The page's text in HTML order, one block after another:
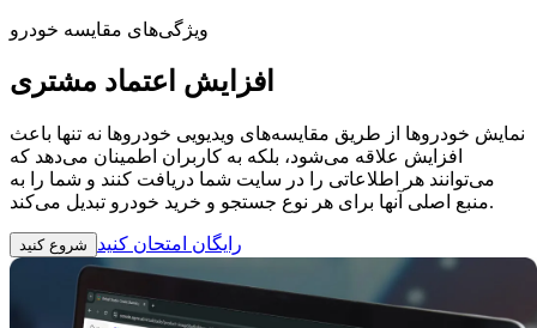
ویژگی‌های مقایسه خودرو
افزایش اعتماد مشتری
نمایش خودروها از طریق مقایسه‌های ویدیویی خودروها نه تنها باعث
افزایش علاقه می‌شود، بلکه به کاربران اطمینان می‌دهد که
می‌توانند هر اطلاعاتی را در سایت شما دریافت کنند و شما را به
منبع اصلی آنها برای هر نوع جستجو و خرید خودرو تبدیل می‌کند.
شروع کنید رایگان امتحان کنید